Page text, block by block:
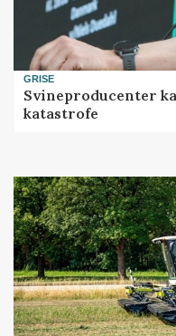
GRISE
Svineproducenter
katastrofe